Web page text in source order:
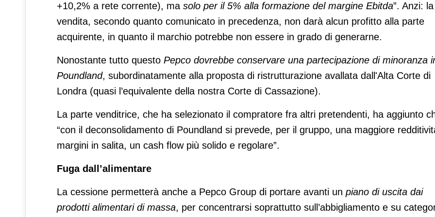
+10,2% a rete corrente), ma solo per il 5% alla formazione del margine Ebitda”. Anzi: la
vendita, secondo quanto comunicato in precedenza, non darà alcun profitto alla parte
acquirente, in quanto il marchio potrebbe non essere in grado di generarne.
Nonostante tutto questo Pepco dovrebbe conservare una partecipazione di minoranza
Poundland, subordinatamente alla proposta di ristrutturazione avallata dall'Alta Corte di
Londra (quasi l’equivalente della nostra Corte di Cassazione).
La parte venditrice, che ha selezionato il compratore fra altri pretendenti, ha aggiunto
“con il deconsolidamento di Poundland si prevede, per il gruppo, una maggiore
margini in salita, un cash flow più solido e regolare”.
Fuga dall’alimentare
La cessione permetterà anche a Pepco Group di portare avanti un piano di uscita dai
prodotti alimentari di massa, per concentrarsi soprattutto sull’abbigliamento e su